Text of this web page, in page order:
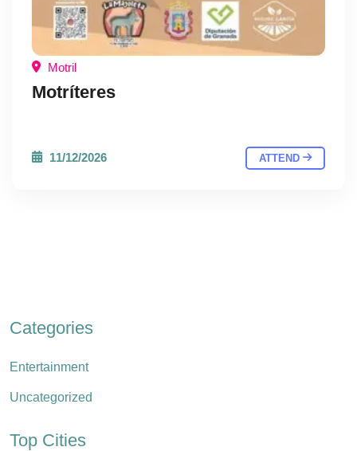
Motril
Motríteres
11/12/2026 ATTEND
Categories
Entertainment
Uncategorized
Top Cities